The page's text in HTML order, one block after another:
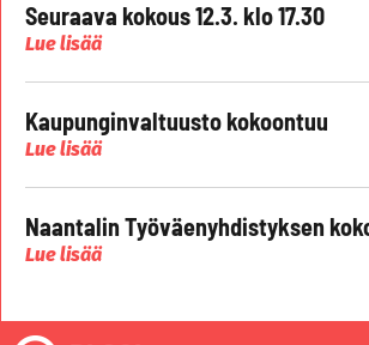
Seuraava kokous 12.3. klo 17.30
Lue lisää
Kaupunginvaltuusto kokoontuu
Lue lisää
Naantalin Työväenyhdistyksen
Lue lisää